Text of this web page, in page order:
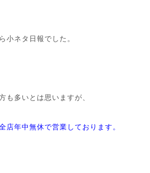
小ネタ日報でした。
も多いとは思いますが、
店年中無休で営業しております。